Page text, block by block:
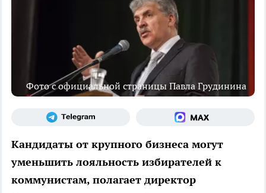
Фото с официальной страницы Павла Грудинина
Кандидаты от крупного бизнеса могут
уменьшить лояльность избирателей к
коммунистам, полагает директор